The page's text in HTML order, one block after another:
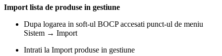
Import lista de produse in gestiune
Dupa logarea in soft-ul BOCP accesati punct-ul de meniu
Sistem → Import
Intrati la Import produse in gestiune